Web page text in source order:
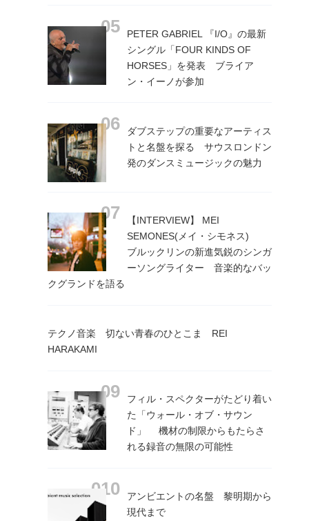
PETER GABRIEL 『I/O』の最新
シングル「FOUR KINDS OF
HORSES」を発表 ブライア
ン・イーノが参加
ダブステップの重要なアーティス
トと名盤を探る サウスロンドン
発のダンスミュージックの魅力
【INTERVIEW】 MEI
SEMONES(メイ・シモネス)
ブルックリンの新進気鋭のシンガ
ーソングライター 音楽的なバッ
クグランドを語る
テクノ音楽 切ない青春のひとこま REI
HARAKAMI
フィル・スペクターがたどり着い
た「ウォール・オブ・サウン
ド」 機材の制限からもたらさ
れる録音の無限の可能性
アンビエントの名盤 黎明期から
現代まで